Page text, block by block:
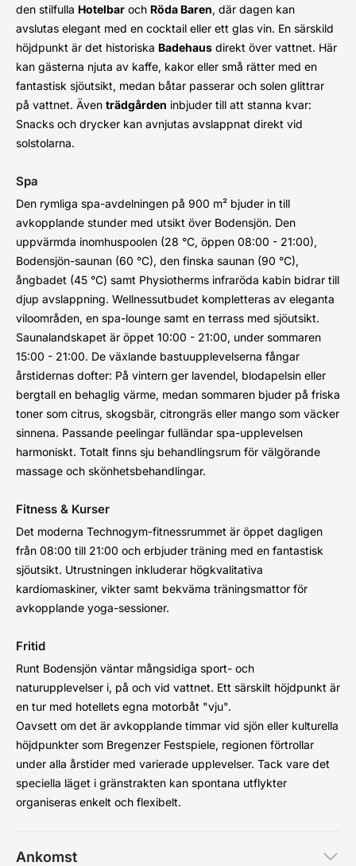
den stilfulla Hotelbar och Röda Baren, där dagen kan
avslutas elegant med en cocktail eller ett glas vin. En särskild
höjdpunkt är det historiska Badehaus direkt över vattnet. Här
kan gästerna njuta av kaffe, kakor eller små rätter med en
fantastisk sjöutsikt, medan båtar passerar och solen glittrar
på vattnet. Även trädgården inbjuder till att stanna kvar:
Snacks och drycker kan avnjutas avslappnat direkt vid
solstolarna.
Spa
Den rymliga spa-avdelningen på 900 m² bjuder in till
avkopplande stunder med utsikt över Bodensjön. Den
uppvärmda inomhuspoolen (28 °C, öppen 08:00 - 21:00),
Bodensjön-saunan (60 °C), den finska saunan (90 °C),
ångbadet (45 °C) samt Physiotherms infraröda kabin bidrar till
djup avslappning. Wellnessutbudet kompletteras av eleganta
viloområden, en spa-lounge samt en terrass med sjöutsikt.
Saunalandskapet är öppet 10:00 - 21:00, under sommaren
15:00 - 21:00. De växlande bastuupplevelserna fångar
årstidernas dofter: På vintern ger lavendel, blodapelsin eller
bergtall en behaglig värme, medan sommaren bjuder på friska
toner som citrus, skogsbär, citrongräs eller mango som väcker
sinnena. Passande peelingar fulländar spa-upplevelsen
harmoniskt. Totalt finns sju behandlingsrum för välgörande
massage och skönhetsbehandlingar.
Fitness & Kurser
Det moderna Technogym-fitnessrummet är öppet dagligen
från 08:00 till 21:00 och erbjuder träning med en fantastisk
sjöutsikt. Utrustningen inkluderar högkvalitativa
kardiomaskiner, vikter samt bekväma träningsmattor för
avkopplande yoga-sessioner.
Fritid
Runt Bodensjön väntar mångsidiga sport- och
naturupplevelser i, på och vid vattnet. Ett särskilt höjdpunkt är
en tur med hotellets egna motorbåt "vju".
Oavsett om det är avkopplande timmar vid sjön eller kulturella
höjdpunkter som Bregenzer Festspiele, regionen förtrollar
under alla årstider med varierade upplevelser. Tack vare det
speciella läget i gränstrakten kan spontana utflykter
organiseras enkelt och flexibelt.
Ankomst